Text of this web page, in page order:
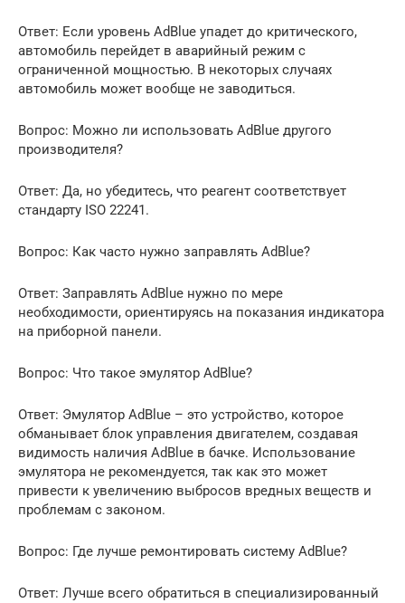
Ответ: Если уровень AdBlue упадет до критического,
автомобиль перейдет в аварийный режим с
ограниченной мощностью. В некоторых случаях
автомобиль может вообще не заводиться.
Вопрос: Можно ли использовать AdBlue другого
производителя?
Ответ: Да, но убедитесь, что реагент соответствует
стандарту ISO 22241.
Вопрос: Как часто нужно заправлять AdBlue?
Ответ: Заправлять AdBlue нужно по мере
необходимости, ориентируясь на показания индикатора
на приборной панели.
Вопрос: Что такое эмулятор AdBlue?
Ответ: Эмулятор AdBlue – это устройство, которое
обманывает блок управления двигателем, создавая
видимость наличия AdBlue в бачке. Использование
эмулятора не рекомендуется, так как это может
привести к увеличению выбросов вредных веществ и
проблемам с законом.
Вопрос: Где лучше ремонтировать систему AdBlue?
Ответ: Лучше всего обратиться в специализированный